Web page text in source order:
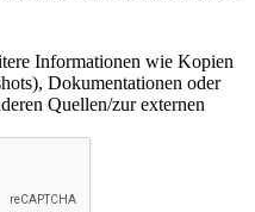
Informationen wie Kopien
Dokumentationen oder
Quellen/zur externen